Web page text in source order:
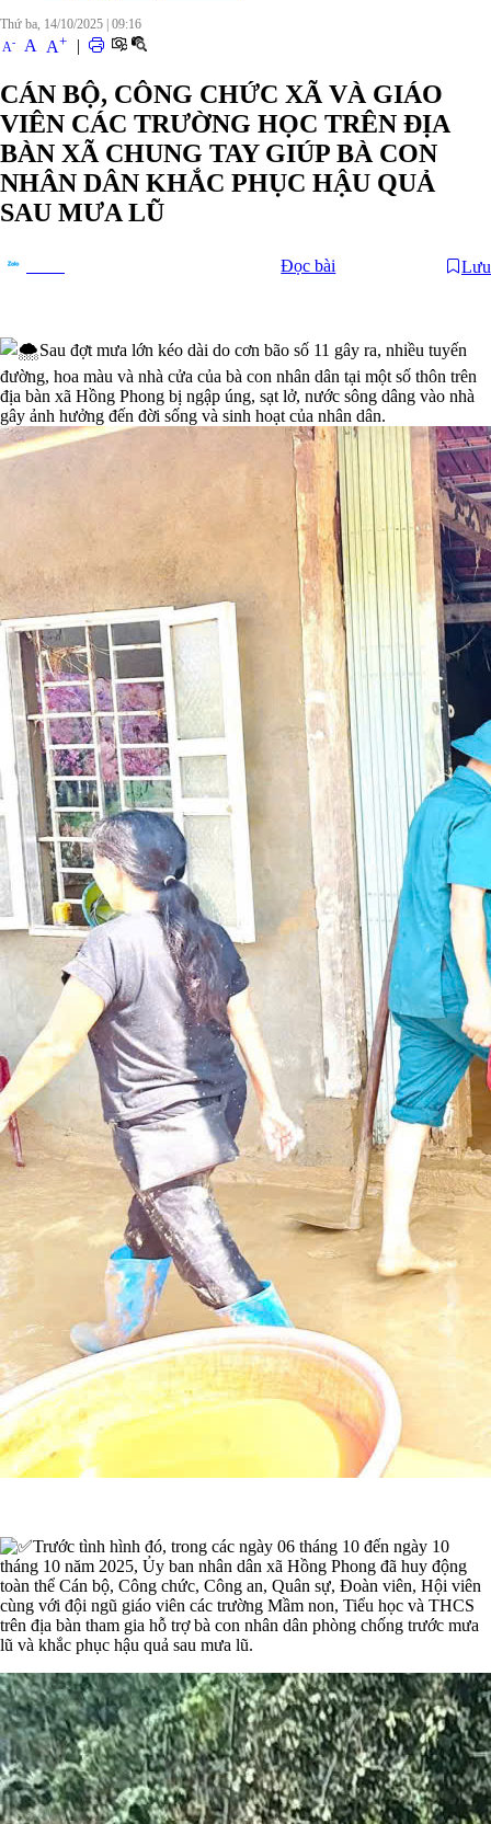
Thứ ba, 14/10/2025 09:16
A- A A+ |
CÁN BỘ, CÔNG CHỨC XÃ VÀ GIÁO
VIÊN CÁC TRƯỜNG HỌC TRÊN ĐỊA
BÀN XÃ CHUNG TAY GIÚP BÀ CON
NHÂN DÂN KHẮC PHỤC HẬU QUẢ
SAU MƯA LŨ
Đọc bài Lưu
Sau đợt mưa lớn kéo dài do cơn bão số 11 gây ra, nhiều tuyến
đường, hoa màu và nhà cửa của bà con nhân dân tại một số thôn trên
địa bàn xã Hồng Phong bị ngập úng, sạt lở, nước sông dâng vào nhà
gây ảnh hưởng đến đời sống và sinh hoạt của nhân dân.
Trước tình hình đó, trong các ngày 06 tháng 10 đến ngày 10
tháng 10 năm 2025, Ủy ban nhân dân xã Hồng Phong đã huy động
toàn thể Cán bộ, Công chức, Công an, Quân sự, Đoàn viên, Hội viên
cùng với đội ngũ giáo viên các trường Mầm non, Tiểu học và THCS
trên địa bàn tham gia hỗ trợ bà con nhân dân phòng chống trước mưa
lũ và khắc phục hậu quả sau mưa lũ.